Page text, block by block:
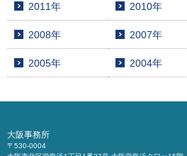
2011年 2010年
2008年 2007年
2005年 2004年
大阪事務所
〒530-0004